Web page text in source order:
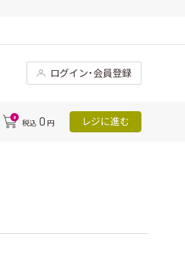
ログイン･会員登録
0
税込 0 円 レジに進む